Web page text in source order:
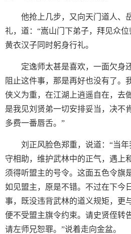
他抢上几步，又向天门道人、
礼，道：“嵩山门下弟子，拜见众
黄衣汉子同时躬身行礼。
定逸师太甚是喜欢，一面欠身
阻止这件事，那是再好也没有了。
侠义为重，在江湖上逍遥自在，去
是我见刘贤弟一切安排妥当，决不
多费一番唇舌。”
刘正风脸色郑重，说道：“当
守相助，维护武林中的正气，遇上
须得听盟主的号令。这面五色令旗
如见盟主，原是不错。不过在下今
事，既没违背武林的道义规矩，更
便不受盟主旗令约束。请史贤侄转
请左师兄恕罪。”说着走向金盆。